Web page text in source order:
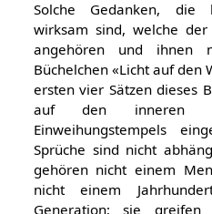
Solche Gedanken, die
wirksam sind, welche der
angehören und ihnen
Büchelchen «Licht auf den
ersten vier Sätzen dieses
auf den inneren
Einweihungstempels
Sprüche sind nicht
gehören nicht einem
nicht einem
Generation; sie